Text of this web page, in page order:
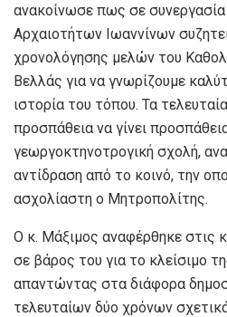
ανακοίνωσε πως σε
Αρχαιοτήτων Ιωαννίνων
χρονολόγησης μελών του
Βελλάς για να γνωρίζουμε
ιστορία του τόπου. Τα
προσπάθεια να γίνει
γεωργοκτηνοτρογική σχολή,
αντίδραση από το κοινό, την
ασχολίαστη ο Μητροπολίτης.
Ο κ. Μάξιμος αναφέρθηκε στις
σε βάρος του για το κλείσιμο
απαντώντας στα διάφορα
τελευταίων δύο χρόνων